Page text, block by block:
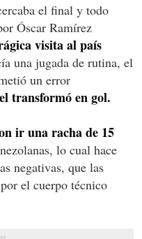
el final y todo
Óscar Ramírez
visita al país
una jugada de rutina, el
un error
transformó en gol.
ir una racha de 15
lo cual hace
negativas, que las
el cuerpo técnico